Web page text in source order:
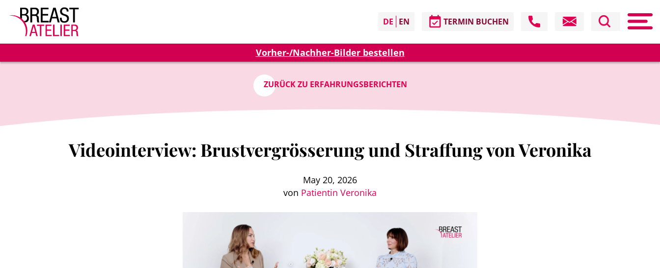
DE EN TERMIN BUCHEN
Vorher-/Nachher-Bilder bestellen
ZURÜCK ZU ERFAHRUNGSBERICHTEN
Videointerview: Brustvergrösserung und Straffung von Veronika
May 20, 2026
von Patientin Veronika